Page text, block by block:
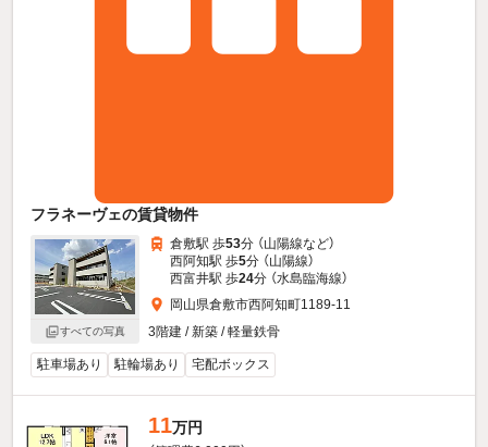
フラネーヴェの賃貸物件
すべての写真
倉敷駅 歩53分 （山陽線など）
西阿知駅 歩5分 （山陽線）
西富井駅 歩24分 （水島臨海線）
岡山県倉敷市西阿知町1189-11
3階建 / 新築 / 軽量鉄骨
駐車場あり 駐輪場あり 宅配ボックス
11万円